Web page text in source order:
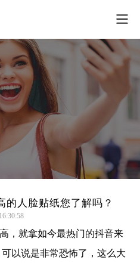
的人脸贴纸您了解吗？
，就拿如今最热门的抖音来
以说是非常恐怖了，这么大